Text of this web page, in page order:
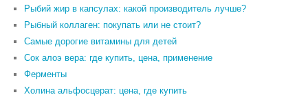
Рыбий жир в капсулах: какой производитель лучше?
Рыбный коллаген: покупать или не стоит?
Самые дорогие витамины для детей
Сок алоэ вера: где купить, цена, применение
Ферменты
Холина альфосцерат: цена, где купить